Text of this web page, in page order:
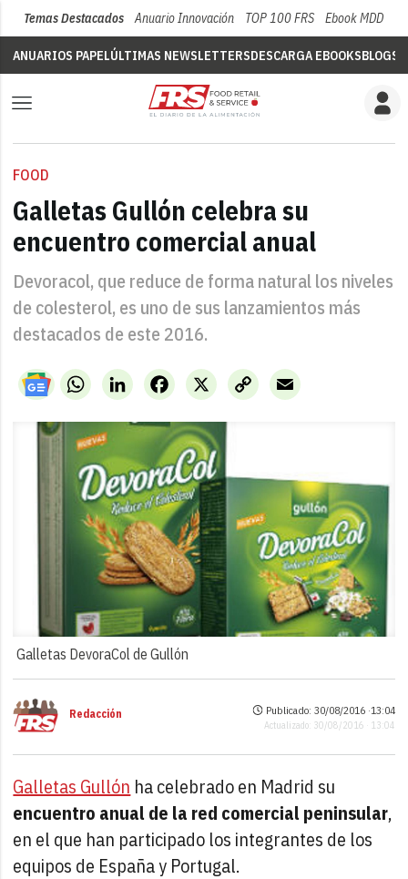
Temas Destacados Anuario Innovación TOP 100 FRS Ebook MDD
ANUARIOS PAPELÚLTIMAS NEWSLETTERSDESCARGA EBOOKSBLOGS
FOOD
Galletas Gullón celebra su
encuentro comercial anual
Devoracol, que reduce de forma natural los niveles
de colesterol, es uno de sus lanzamientos más
destacados de este 2016.
WhatsAppLinkedIn X
Facebook
Copy
Link
Email
Galletas DevoraCol de Gullón
Redacción Publicado: 30/08/2016 ·13:04
Actualizado: 30/08/2016 · 13:04
Galletas Gullón ha celebrado en Madrid su
encuentro anual de la red comercial peninsular,
en el que han participado los integrantes de los
equipos de España y Portugal.